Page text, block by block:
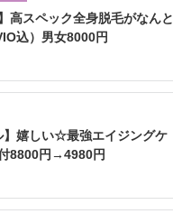
高スペック全身脱毛がなんと
込）男女8000円
】嬉しい☆最強エイジングケ
8800円→4980円